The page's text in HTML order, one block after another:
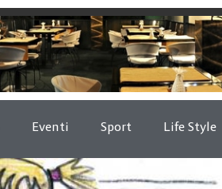
Eventi Sport Life Style